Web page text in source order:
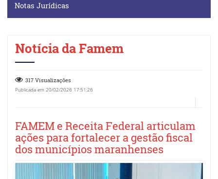
Notas Jurídicas
Notícia da Famem
317 Visualizações
Publicada em 20/02/2026 17:51:26
FAMEM e Receita Federal articulam
ações para fortalecer a gestão fiscal
dos municípios maranhenses